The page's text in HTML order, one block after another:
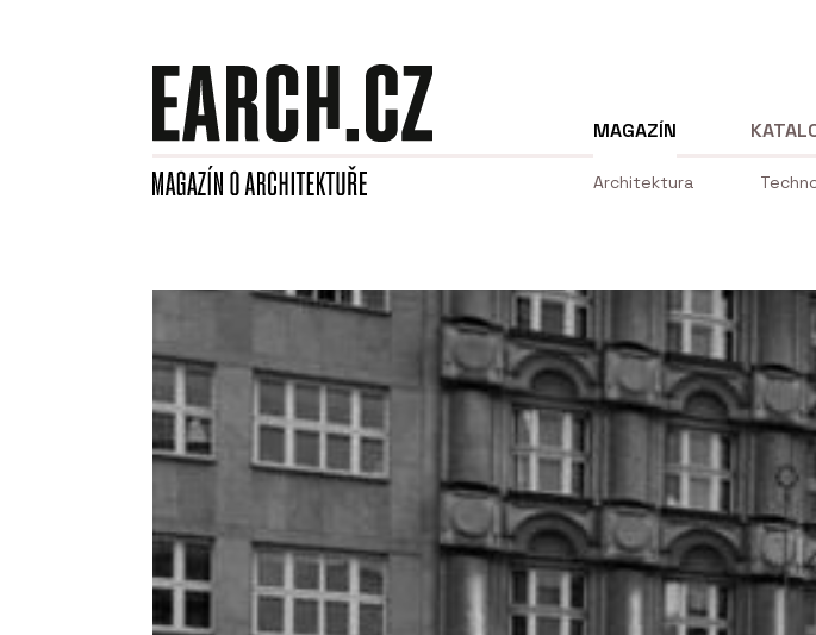
MAGAZÍN
Architektura